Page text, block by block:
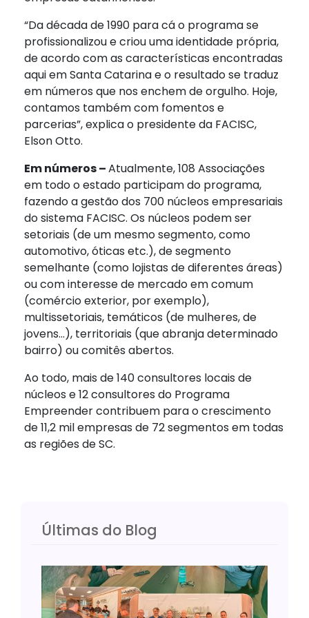
“Da década de 1990 para cá o programa se
profissionalizou e criou uma identidade própria,
de acordo com as características encontradas
aqui em Santa Catarina e o resultado se traduz
em números que nos enchem de orgulho. Hoje,
contamos também com fomentos e
parcerias”, explica o presidente da FACISC,
Elson Otto.
Em números –Atualmente, 108 Associações
em todo o estado participam do programa,
fazendo a gestão dos 700 núcleos empresariais
do sistema FACISC. Os núcleos podem ser
setoriais (de um mesmo segmento, como
automotivo, óticas etc.), de segmento
semelhante (como lojistas de diferentes áreas)
ou com interesse de mercado em comum
(comércio exterior, por exemplo),
multissetoriais, temáticos (de mulheres, de
jovens…), territoriais (que abranja determinado
bairro) ou comitês abertos.
Ao todo, mais de 140 consultores locais de
núcleos e 12 consultores do Programa
Empreender contribuem para o crescimento
de 11,2 mil empresas de 72 segmentos em todas
as regiões de SC.
Últimas do Blog